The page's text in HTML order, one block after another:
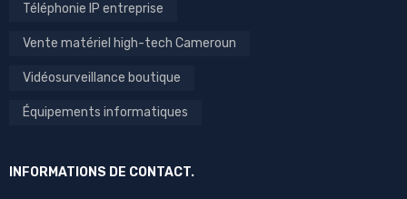
Téléphonie IP entreprise
Vente matériel high-tech Cameroun
Vidéosurveillance boutique
Équipements informatiques
INFORMATIONS DE CONTACT.